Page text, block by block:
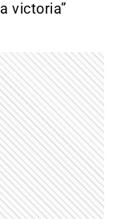
victoria”